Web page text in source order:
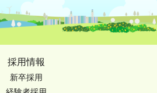
採用情報
新卒採用